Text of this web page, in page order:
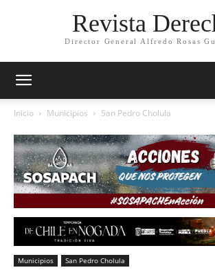
Revista
Director General Alfredo Rosas
Inicio Municipios San Pedro Cholula
Municipios San Pedro Cholula